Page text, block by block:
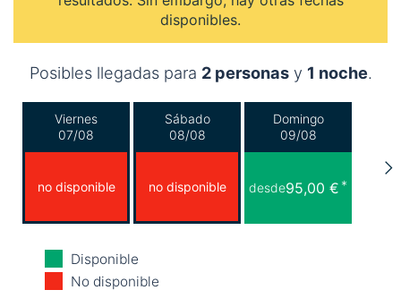
disponibles.
Posibles llegadas para 2 personasy 1 noche.
Viernes
07/08
no disponible
Sábado
08/08
no disponible
Domingo
09/08
desde95,00 € *
Lunes
10/08
Disponible
No disponible